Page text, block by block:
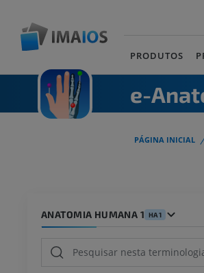
PRODUTOS
e-
PÁGINA INICIAL
ANATOMIA HUMANA 1 HA1